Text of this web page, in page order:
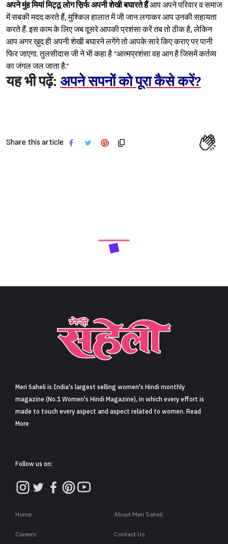
अपने मुंह मियां मिट्ठू लोग स़िर्फ अपनी शेखी बघारते हैंआप अपने परिवार व समाज
में सबकी मदद करते हैं, मुश्किल हालात में जी जान लगाकर आप उनकी सहायता
करते हैं. इस काम के लिए जब दूसरे आपकी प्रशंसा करें तब तो ठीक है, लेकिन
आप अगर ख़ुद ही अपनी शेखी बघारने लगेंगे तो आपके सारे किए कराए पर पानी
फिर जाएगा. तुलसीदास जी ने भी कहा है “आत्मप्रशंसा वह आग है जिसमें कर्तव्य
का जंगल जल जाता है.”
यह भी पढ़ें: अपने सपनों को पूरा कैसे करें?
Share this article
Meri Saheli is India's largest selling women's Hindi monthly
magazine (No.1 Women's Hindi Magazine), in which every effort is
made to touch every aspect and aspect related to women. Read
More
Follow us on:
Home About Meri Saheli
Careers Contact Us